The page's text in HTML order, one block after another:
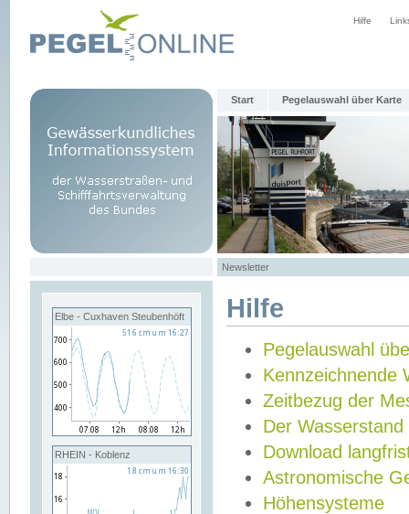
Hilfe
Start Pegelauswahl über Karte
Newsletter
Elbe - Cuxhaven Steubenhöft
RHEIN - Koblenz
Hilfe
Pegelauswahl
Kennzeichnende
Zeitbezug der
Der Wasserstand
Download
Astronomische
Höhensysteme